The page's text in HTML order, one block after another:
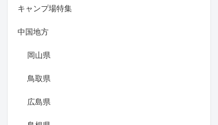
キャンプ場特集
中国地方
岡山県
鳥取県
広島県